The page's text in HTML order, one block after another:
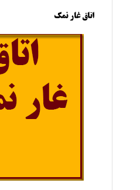
اتاق غار نمک